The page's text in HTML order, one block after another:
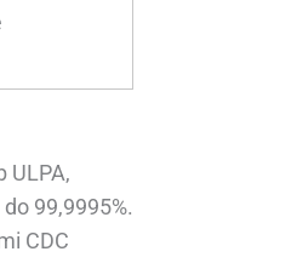
ULPA,
99,9995%.
CDC